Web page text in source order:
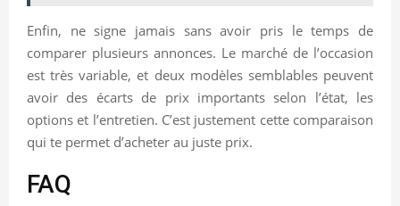
Enfin, ne signe jamais sans avoir pris le temps de
comparer plusieurs annonces. Le marché de l’occasion
est très variable, et deux modèles semblables peuvent
avoir des écarts de prix importants selon l’état, les
options et l’entretien. C’est justement cette comparaison
qui te permet d’acheter au juste prix.
FAQ